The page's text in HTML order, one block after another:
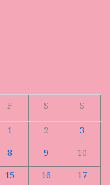
F S
S
1
2
3
8 9
10
15 16
17